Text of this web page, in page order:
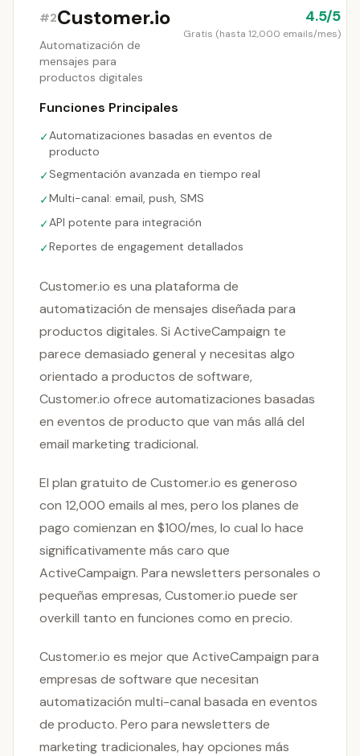
#2Customer.io
Automatización de
mensajes para
productos digitales
4.5/5
Gratis (hasta 12,000 emails/mes)
Funciones Principales
✓Automatizaciones basadas en eventos de
producto
✓Segmentación avanzada en tiempo real
✓Multi-canal: email, push, SMS
✓API potente para integración
✓Reportes de engagement detallados
Customer.io es una plataforma de
automatización de mensajes diseñada para
productos digitales. Si ActiveCampaign te
parece demasiado general y necesitas algo
orientado a productos de software,
Customer.io ofrece automatizaciones basadas
en eventos de producto que van más allá del
email marketing tradicional.
El plan gratuito de Customer.io es generoso
con 12,000 emails al mes, pero los planes de
pago comienzan en $100/mes, lo cual lo hace
significativamente más caro que
ActiveCampaign. Para newsletters personales o
pequeñas empresas, Customer.io puede ser
overkill tanto en funciones como en precio.
Customer.io es mejor que ActiveCampaign para
empresas de software que necesitan
automatización multi-canal basada en eventos
de producto. Pero para newsletters de
marketing tradicionales, hay opciones más